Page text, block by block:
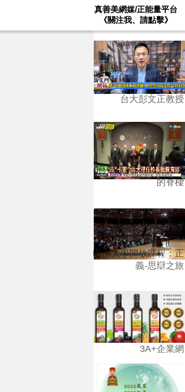
真善美網媒/正能量平台
《關注我、請點擊》
台大彭文正教授
台學版的54/64》大學
的脊樑
哈佛大學開放課程：正
義-思辯之旅
3A+企業網